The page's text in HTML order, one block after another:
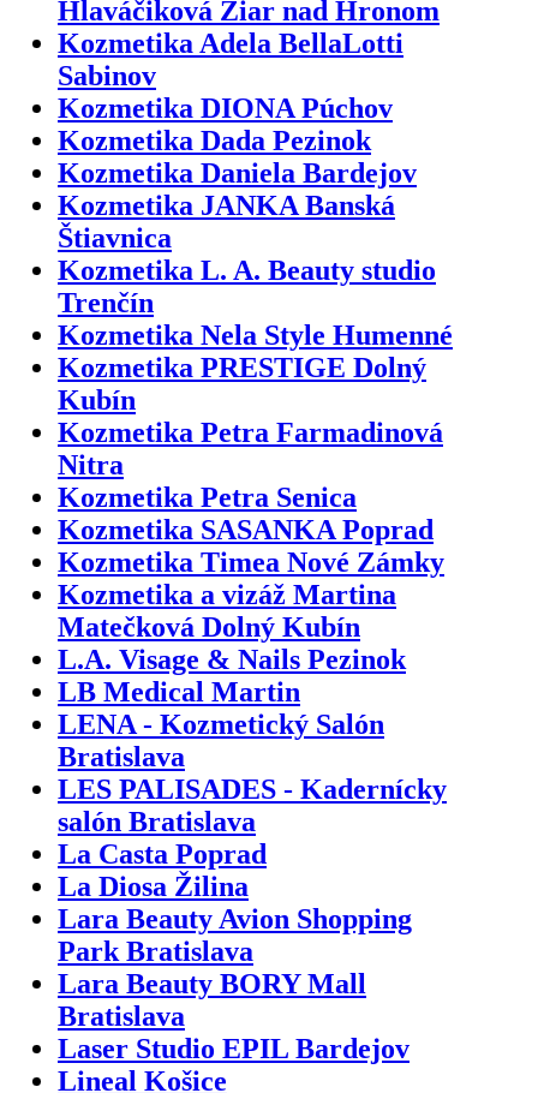
Hlaváčiková Žiar nad Hronom
Kozmetika Adela BellaLotti
Sabinov
Kozmetika DIONA Púchov
Kozmetika Dada Pezinok
Kozmetika Daniela Bardejov
Kozmetika JANKA Banská
Štiavnica
Kozmetika L. A. Beauty studio
Trenčín
Kozmetika Nela Style Humenné
Kozmetika PRESTIGE Dolný
Kubín
Kozmetika Petra Farmadinová
Nitra
Kozmetika Petra Senica
Kozmetika SASANKA Poprad
Kozmetika Timea Nové Zámky
Kozmetika a vizáž Martina
Matečková Dolný Kubín
L.A. Visage & Nails Pezinok
LB Medical Martin
LENA - Kozmetický Salón
Bratislava
LES PALISADES - Kadernícky
salón Bratislava
La Casta Poprad
La Diosa Žilina
Lara Beauty Avion Shopping
Park Bratislava
Lara Beauty BORY Mall
Bratislava
Laser Studio EPIL Bardejov
Lineal Košice